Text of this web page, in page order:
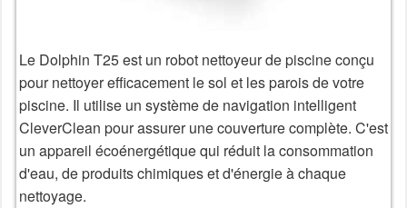
Le Dolphin T25 est un robot nettoyeur de piscine conçu
pour nettoyer efficacement le sol et les parois de votre
piscine. Il utilise un système de navigation intelligent
CleverClean pour assurer une couverture complète. C'est
un appareil écoénergétique qui réduit la consommation
d'eau, de produits chimiques et d'énergie à chaque
nettoyage.